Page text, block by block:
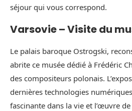
séjour qui vous correspond.
Varsovie – Visite du
Le palais baroque Ostrogski,
abrite ce musée dédié à Frédéric
des compositeurs polonais.
dernières technologies
fascinante dans la vie et l’œuvre